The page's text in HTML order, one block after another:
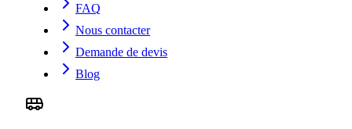
FAQ
Nous contacter
Demande de devis
Blog